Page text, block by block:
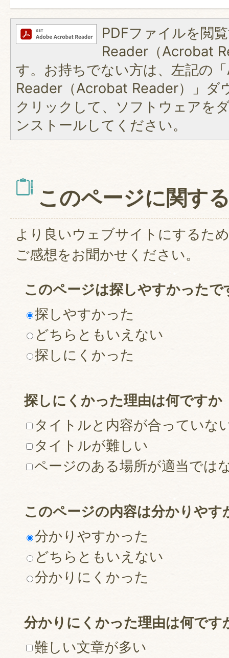
PDFファイルを閲
Reader（Acrobat
す。お持ちでない方は、左記の
Reader（Acrobat Reader）」ダ
クリックして、ソフトウェアを
ンストールしてください。
このページに関す
より良いウェブサイトにするた
ご感想をお聞かせください。
このページは探しやすかったで
探しやすかった
どちらともいえない
探しにくかった
探しにくかった理由は何ですか
タイトルと内容が合っていな
タイトルが難しい
ページのある場所が適当では
このページの内容は分かりやす
分かりやすかった
どちらともいえない
分かりにくかった
分かりにくかった理由は何です
難しい文章が多い